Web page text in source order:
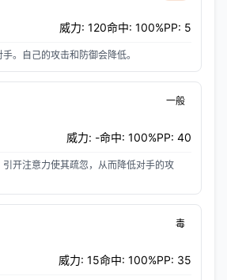
威力: 120命中: 100%PP: 5
。自己的攻击和防御会降低。
一般
威力: -命中: 100%PP: 40
开注意力使其疏忽，从而降低对手的攻
毒
威力: 15命中: 100%PP: 35